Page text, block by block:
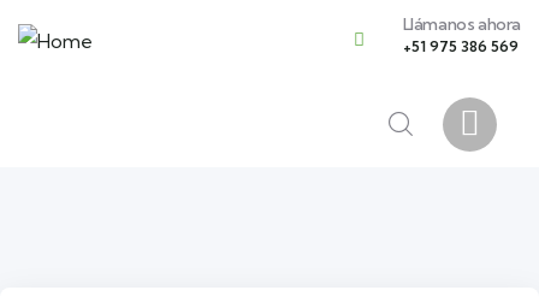
Llámanos ahora
+51 975 386 569